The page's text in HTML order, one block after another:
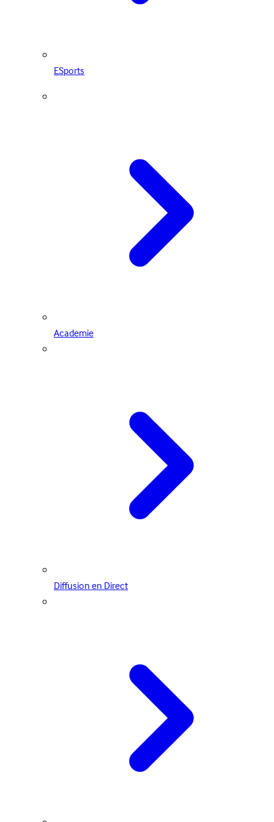
ESports
Academie
Diffusion en Direct